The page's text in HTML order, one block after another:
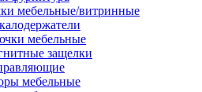
мебельные/витринные
мебельные
защелки
мебельные